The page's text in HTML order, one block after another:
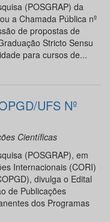
(POSGRAP) da
a Chamada Pública nº
de propostas de
Stricto Sensu
para cursos de...
UFS Nº
Científicas
(POSGRAP), em
Internacionais (CORI)
divulga o Edital
de Publicações
dos Programas